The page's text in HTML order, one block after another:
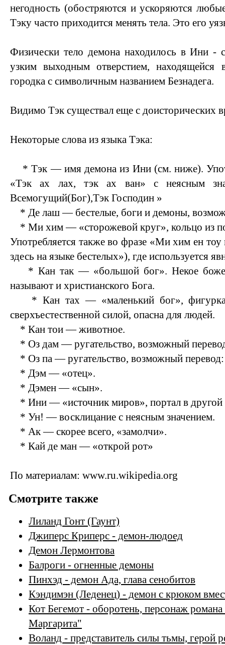
негодность (обостряются и ускоряются
Тэку часто приходится менять тела. Это его
Физически тело демона находилось в Ини -
узким выходным отверстием, находящейся
городка с символичным названием Безнадега.
Видимо Тэк существал еще с доисторических
Некоторые слова из языка Тэка:
* Тэк — имя демона из Ини (см. ниже).
«Тэк ах лах, тэк ах ван» с неясным
Всемогущий(Бог),Тэк Господин »
* Де лаш — бестелые, боги и демоны,
* Ми хим — «сторожевой круг», кольцо из
Употребляется также во фразе «Ми хим ен
здесь на языке бестелых»), где используется
* Кан так — «большой бог». Некое
называют и христианского Бога.
* Кан тах — «маленький бог», фигурка
сверхъестественной силой, опасна для людей.
* Кан тои — животное.
* Оз дам — ругательство, возможный
* Оз па — ругательство, возможный перевод:
* Дэм — «отец».
* Дэмен — «сын».
* Ини — «источник миров», портал в другой
* Ун! — восклицание с неясным значением.
* Ак — скорее всего, «замолчи».
* Кай де ман — «открой рот»
По материалам: www.ru.wikipedia.org
Смотрите также
Лиланд Гонт (Гаунт)
Джиперс Криперс - демон-людоед
Демон Лермонтова
Балроги - огненные демоны
Пинхэд - демон Ада, глава сенобитов
Кэндимэн (Леденец) - демон с крюком
Кот Бегемот - оборотень, персонаж
Маргарита"
Воланд - представитель силы тьмы, герой